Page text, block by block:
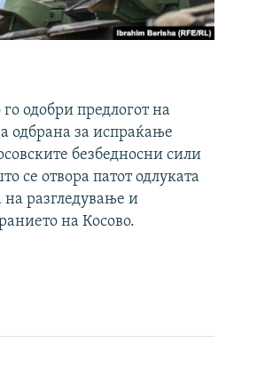
одобри предлогот на
одбрана за испраќање
безбедносни сили
се отвора патот одлуката
на разгледување и
на Косово.